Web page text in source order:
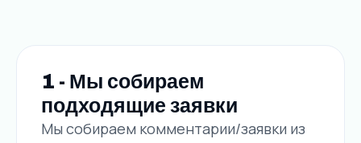
1 - Мы собираем
подходящие заявки
Мы собираем комментарии/заявки из